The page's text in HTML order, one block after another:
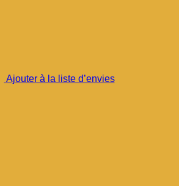
Ajouter à la liste d’envies